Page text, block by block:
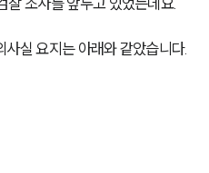
실 요지는 아래와 같았습니다.